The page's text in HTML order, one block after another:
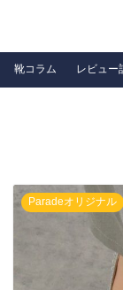
靴コラム レビュー
Paradeオリジナル